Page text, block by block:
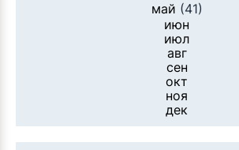
май (41)
июн
июл
авг
сен
окт
ноя
дек